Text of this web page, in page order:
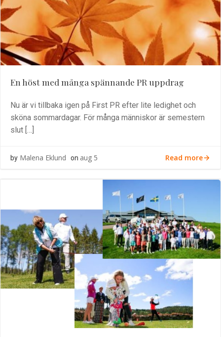
En höst med många spännande PR uppdrag
Nu är vi tillbaka igen på First PR efter lite ledighet och
sköna sommardagar. För många människor är semestern
slut […]
by Malena Eklund on aug 5 Read more